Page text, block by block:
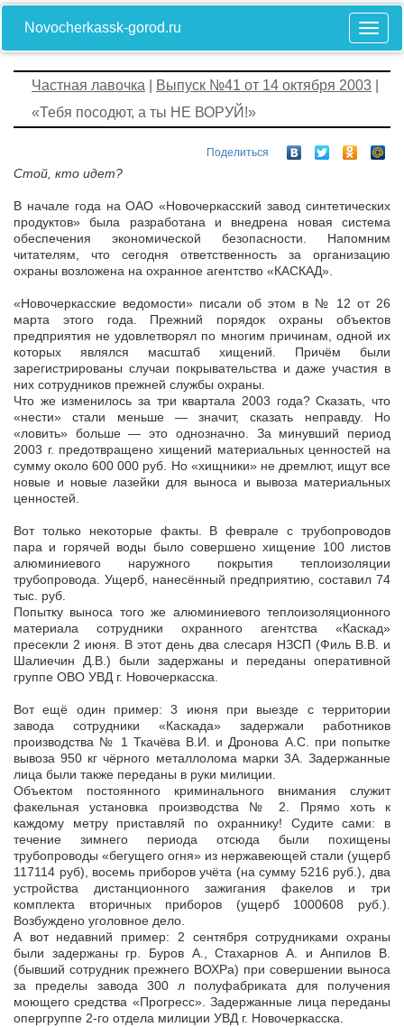
Novocherkassk-gorod.ru
Частная лавочка Выпуск №41 от 14 октября 2003
«Тебя посодют, а ты НЕ ВОРУЙ!»
Поделиться
Стой, кто идет?
В начале года на ОАО «Новочеркасский завод синтетических
продуктов» была разработана и внедрена новая система
обеспечения экономической безопасности. Напомним
читателям, что сегодня ответственность за организацию
охраны возложена на охранное агентство «КАСКАД».
«Новочеркасские ведомости» писали об этом в № 12 от 26
марта этого года. Прежний порядок охраны объектов
предприятия не удовлетворял по многим причинам, одной их
которых являлся масштаб хищений. Причём были
зарегистрированы случаи покрывательства и даже участия в
них сотрудников прежней службы охраны.
Что же изменилось за три квартала 2003 года? Сказать, что
«нести» стали меньше — значит, сказать неправду. Но
«ловить» больше — это однозначно. За минувший период
2003 г. предотвращено хищений материальных ценностей на
сумму около 600 000 руб. Но «хищники» не дремлют, ищут все
новые и новые лазейки для выноса и вывоза материальных
ценностей.
Вот только некоторые факты. В феврале с трубопроводов
пара и горячей воды было совершено хищение 100 листов
алюминиевого наружного покрытия теплоизоляции
трубопровода. Ущерб, нанесённый предприятию, составил 74
тыс. руб.
Попытку выноса того же алюминиевого теплоизоляционного
материала сотрудники охранного агентства «Каскад»
пресекли 2 июня. В этот день два слесаря НЗСП (Филь В.В. и
Шалиечин Д.В.) были задержаны и переданы оперативной
группе ОВО УВД г. Новочеркасска.
Вот ещё один пример: 3 июня при выезде с территории
завода сотрудники «Каскада» задержали работников
производства № 1 Ткачёва В.И. и Дронова А.С. при попытке
вывоза 950 кг чёрного металлолома марки 3А. Задержанные
лица были также переданы в руки милиции.
Объектом постоянного криминального внимания служит
факельная установка производства № 2. Прямо хоть к
каждому метру приставляй по охраннику! Судите сами: в
течение зимнего периода отсюда были похищены
трубопроводы «бегущего огня» из нержавеющей стали (ущерб
117114 руб), восемь приборов учёта (на сумму 5216 руб.), два
устройства дистанционного зажигания факелов и три
комплекта вторичных приборов (ущерб 1000608 руб.).
Возбуждено уголовное дело.
А вот недавний пример: 2 сентября сотрудниками охраны
были задержаны гр. Буров А., Стахарнов А. и Анпилов В.
(бывший сотрудник прежнего ВОХРа) при совершении выноса
за пределы завода 300 л полуфабриката для получения
моющего средства «Прогресс». Задержанные лица переданы
опергруппе 2-го отдела милиции УВД г. Новочеркасска.